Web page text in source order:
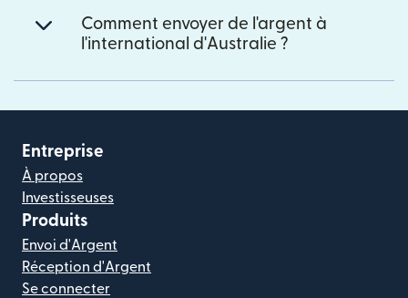
Comment envoyer de l'argent à
l'international d'Australie ?
Entreprise
À propos
Investisseuses
Produits
Envoi d'Argent
Réception d'Argent
Se connecter